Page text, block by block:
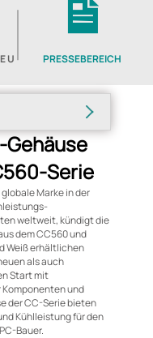
U
PRESSEBEREICH
Gehäuse
Serie
Marke in der
weltweit, kündigt die
dem CC560 und
Weiß erhältlichen
als auch
Start mit
und
der CC-Serie bieten
Kühlleistung für den
Bauer.